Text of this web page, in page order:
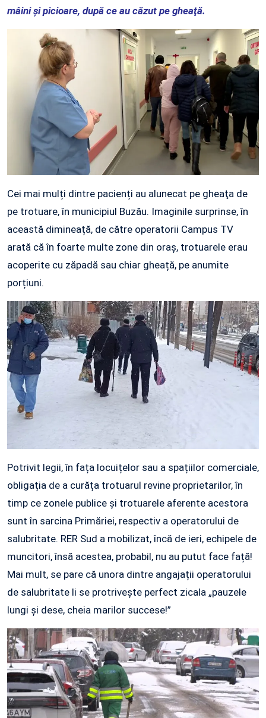
mâini şi picioare, după ce au căzut pe gheaţă.
Cei mai mulți dintre pacienți au alunecat pe gheaţa de
pe trotuare, în municipiul Buzău. Imaginile surprinse, în
această dimineață, de către operatorii Campus TV
arată că în foarte multe zone din oraș, trotuarele erau
acoperite cu zăpadă sau chiar gheață, pe anumite
porțiuni.
Potrivit legii, în fața locuițelor sau a spațiilor comerciale,
obligația de a curăța trotuarul revine proprietarilor, în
timp ce zonele publice și trotuarele aferente acestora
sunt în sarcina Primăriei, respectiv a operatorului de
salubritate. RER Sud a mobilizat, încă de ieri, echipele de
muncitori, însă acestea, probabil, nu au putut face față!
Mai mult, se pare că unora dintre angajații operatorului
de salubritate li se protrivește perfect zicala „pauzele
lungi și dese, cheia marilor succese!”